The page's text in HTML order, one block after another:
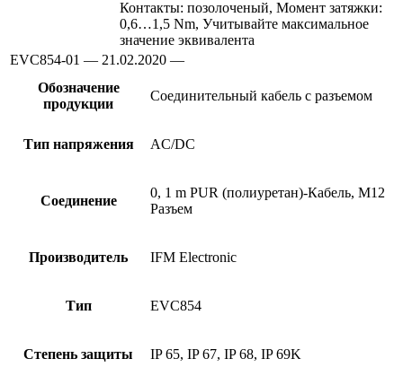
Контакты: позолоченый, Момент затяжки:
0,6…1,5 Nm, Учитывайте максимальное
значение эквивалента
EVC854-01 — 21.02.2020 —
Обозначение
продукции
Соединительный кабель с разъемом
Тип напряжения AC/DC
Соединение
0, 1 m PUR (полиуретан)-Кабель, M12
Разъем
Производитель IFM Electronic
Тип EVC854
Степень защиты IP 65, IP 67, IP 68, IP 69K